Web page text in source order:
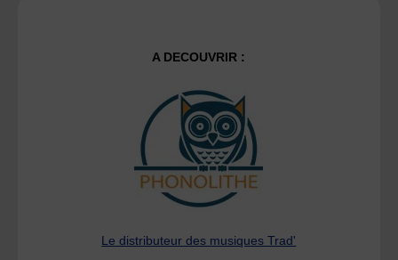
A DECOUVRIR :
Le distributeur des musiques Trad'